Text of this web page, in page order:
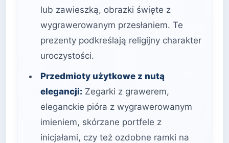
lub zawieszką, obrazki święte z
wygrawerowanym przesłaniem. Te
prezenty podkreślają religijny charakter
uroczystości.
Przedmioty użytkowe z nutą
elegancji: Zegarki z grawerem,
eleganckie pióra z wygrawerowanym
imieniem, skórzane portfele z
inicjałami, czy też ozdobne ramki na